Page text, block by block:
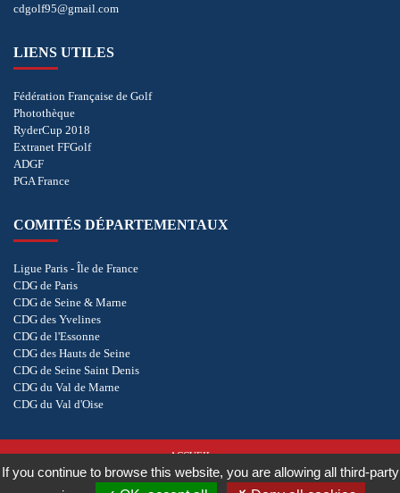
cdgolf95@gmail.com
LIENS UTILES
Fédération Française de Golf
Photothèque
RyderCup 2018
Extranet FFGolf
ADGF
PGA France
COMITÉS DÉPARTEMENTAUX
Ligue Paris - Île de France
CDG de Paris
CDG de Seine & Marne
CDG des Yvelines
CDG de l'Essonne
CDG des Hauts de Seine
CDG de Seine Saint Denis
CDG du Val de Marne
CDG du Val d'Oise
ACCUEIL
POLITIQUE DE CONFIDENTIALITÉ
COOKIES
If you continue to browse this website, you are allowing all third-party